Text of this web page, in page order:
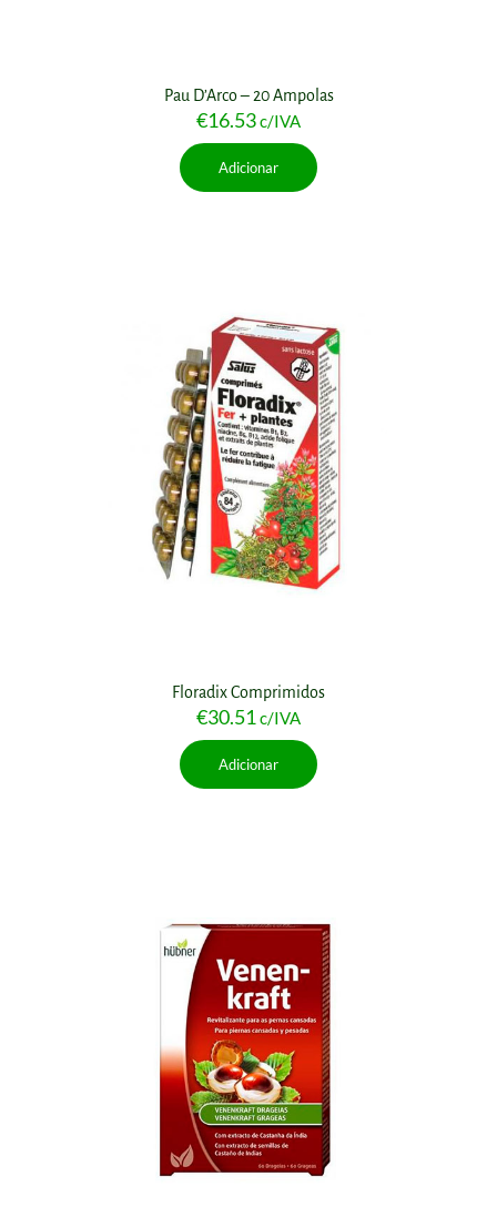
Pau D’Arco – 20 Ampolas
€16.53c/IVA
Adicionar
Floradix Comprimidos
€30.51c/IVA
Adicionar